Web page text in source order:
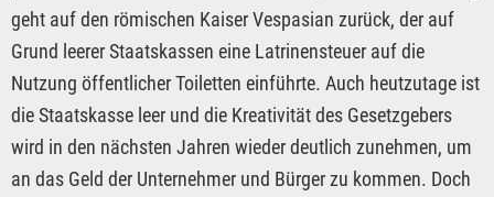
geht auf den römischen Kaiser Vespasian zurück, der auf
Grund leerer Staatskassen eine Latrinensteuer auf die
Nutzung öffentlicher Toiletten einführte. Auch heutzutage ist
die Staatskasse leer und die Kreativität des Gesetzgebers
wird in den nächsten Jahren wieder deutlich zunehmen, um
an das Geld der Unternehmer und Bürger zu kommen. Doch